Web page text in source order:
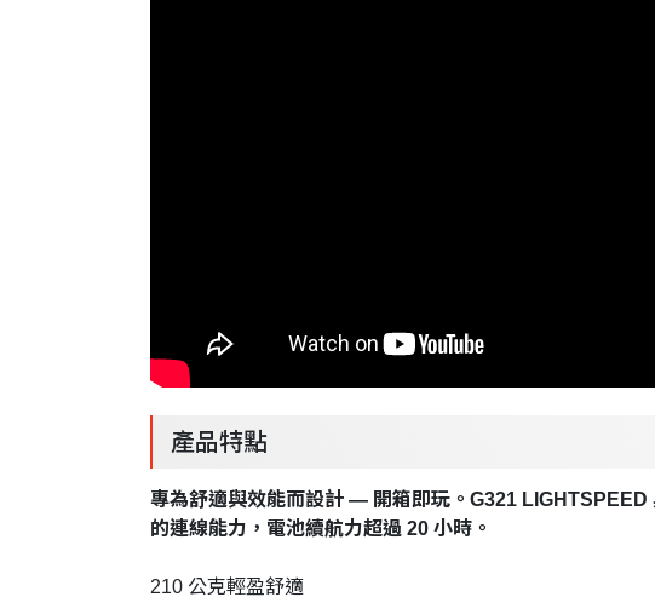
產品特點
專為舒適與效能而設計 — 開箱即玩。G321
的連線能力，電池續航力超過 20 小時。
210 公克輕盈舒適